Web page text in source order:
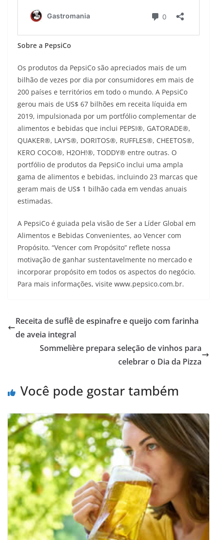
Sobre a PepsiCo
Os produtos da PepsiCo são apreciados mais de um
bilhão de vezes por dia por consumidores em mais de
200 países e territórios em todo o mundo. A PepsiCo
gerou mais de US$ 67 bilhões em receita líquida em
2019, impulsionada por um portfólio complementar de
alimentos e bebidas que inclui PEPSI®, GATORADE®,
QUAKER®, LAY’S®, DORITOS®, RUFFLES®, CHEETOS®,
KERO COCO®, H2OH!®, TODDY® entre outras. O
portfólio de produtos da PepsiCo inclui uma ampla
gama de alimentos e bebidas, incluindo 23 marcas que
geram mais de US$ 1 bilhão cada em vendas anuais
estimadas.
A PepsiCo é guiada pela visão de Ser a Líder Global em
Alimentos e Bebidas Convenientes, ao Vencer com
Propósito. “Vencer com Propósito” reflete nossa
motivação de ganhar sustentavelmente no mercado e
incorporar propósito em todos os aspectos do negócio.
Para mais informações, visite www.pepsico.com.br.
Receita de suflê de espinafre e queijo com farinha
de aveia integral
Sommelière prepara seleção de vinhos para
celebrar o Dia da Pizza
Você pode gostar também